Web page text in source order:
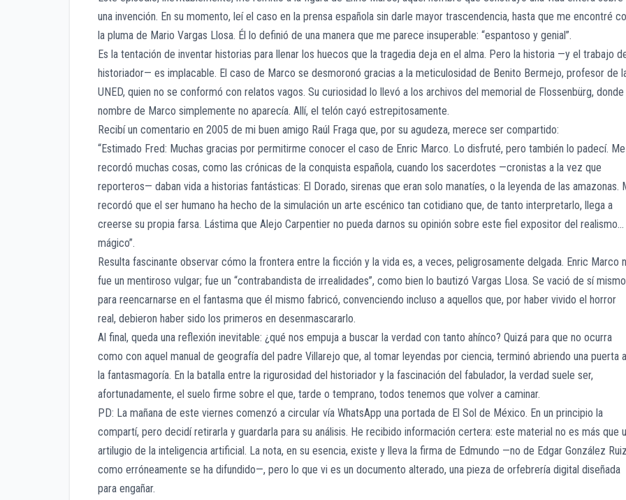
una invención. En su momento, leí el caso en la prensa española sin darle mayor trascendencia, hasta que me encontré
la pluma de Mario Vargas Llosa. Él lo definió de una manera que me parece insuperable: “espantoso y genial”.
Es la tentación de inventar historias para llenar los huecos que la tragedia deja en el alma. Pero la historia —y el trabajo
historiador— es implacable. El caso de Marco se desmoronó gracias a la meticulosidad de Benito Bermejo, profesor de
UNED, quien no se conformó con relatos vagos. Su curiosidad lo llevó a los archivos del memorial de Flossenbürg,
nombre de Marco simplemente no aparecía. Allí, el telón cayó estrepitosamente.
Recibí un comentario en 2005 de mi buen amigo Raúl Fraga que, por su agudeza, merece ser compartido:
“Estimado Fred: Muchas gracias por permitirme conocer el caso de Enric Marco. Lo disfruté, pero también lo padecí. Me
recordó muchas cosas, como las crónicas de la conquista española, cuando los sacerdotes —cronistas a la vez que
reporteros— daban vida a historias fantásticas: El Dorado, sirenas que eran solo manatíes, o la leyenda de las amazonas.
recordó que el ser humano ha hecho de la simulación un arte escénico tan cotidiano que, de tanto interpretarlo, llega a
creerse su propia farsa. Lástima que Alejo Carpentier no pueda darnos su opinión sobre este fiel expositor del realismo…
mágico”.
Resulta fascinante observar cómo la frontera entre la ficción y la vida es, a veces, peligrosamente delgada. Enric Marco
fue un mentiroso vulgar; fue un “contrabandista de irrealidades”, como bien lo bautizó Vargas Llosa. Se vació de sí mismo
para reencarnarse en el fantasma que él mismo fabricó, convenciendo incluso a aquellos que, por haber vivido el horror
real, debieron haber sido los primeros en desenmascararlo.
Al final, queda una reflexión inevitable: ¿qué nos empuja a buscar la verdad con tanto ahínco? Quizá para que no ocurra
como con aquel manual de geografía del padre Villarejo que, al tomar leyendas por ciencia, terminó abriendo una puerta a
la fantasmagoría. En la batalla entre la rigurosidad del historiador y la fascinación del fabulador, la verdad suele ser,
afortunadamente, el suelo firme sobre el que, tarde o temprano, todos tenemos que volver a caminar.
PD: La mañana de este viernes comenzó a circular vía WhatsApp una portada de El Sol de México. En un principio la
compartí, pero decidí retirarla y guardarla para su análisis. He recibido información certera: este material no es más que
artilugio de la inteligencia artificial. La nota, en su esencia, existe y lleva la firma de Edmundo —no de Edgar González
como erróneamente se ha difundido—, pero lo que vi es un documento alterado, una pieza de orfebrería digital diseñada
para engañar.